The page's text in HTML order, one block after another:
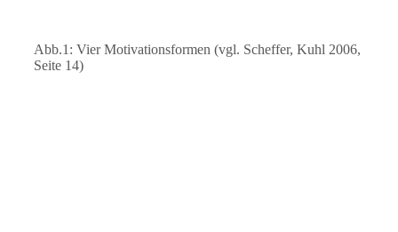
Abb.1: Vier Motivationsformen (vgl. Scheffer, Kuhl 2006,
Seite 14)